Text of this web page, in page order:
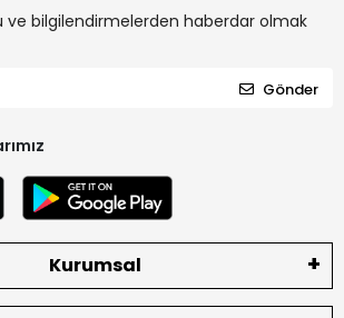
ve bilgilendirmelerden haberdar olmak
Gönder
Kurumsal